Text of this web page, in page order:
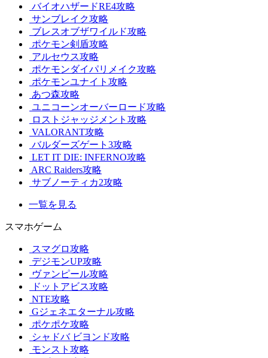
バイオハザードRE4攻略
サンブレイク攻略
ブレスオブザワイルド攻略
ポケモン剣盾攻略
アルセウス攻略
ポケモンダイパリメイク攻略
ポケモンユナイト攻略
あつ森攻略
ユニコーンオーバーロード攻略
ロストジャッジメント攻略
VALORANT攻略
バルダーズゲート3攻略
LET IT DIE: INFERNO攻略
ARC Raiders攻略
サブノーティカ2攻略
一覧を見る
スマホゲーム
スマグロ攻略
デジモンUP攻略
ヴァンピール攻略
ドットアビス攻略
NTE攻略
Gジェネエターナル攻略
ポケポケ攻略
シャドバ ビヨンド攻略
モンスト攻略